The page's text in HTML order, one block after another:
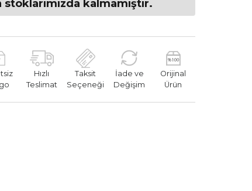
stoklarımızda kalmamıştır.
Hızlı
Teslimat
Taksit
Seçeneği
İade ve
Değişim
Orijinal
Ürün